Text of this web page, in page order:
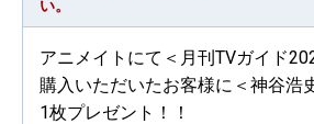
い。
アニメイトにて＜月刊TVガイド
購入いただいたお客様に＜神谷浩
1枚プレゼント！！